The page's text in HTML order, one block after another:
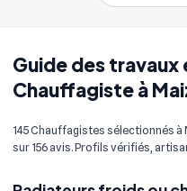
Guide des
Chauffagiste à
145 Chauffagistes sélectionnés à
sur 156 avis. Profils vérifiés,